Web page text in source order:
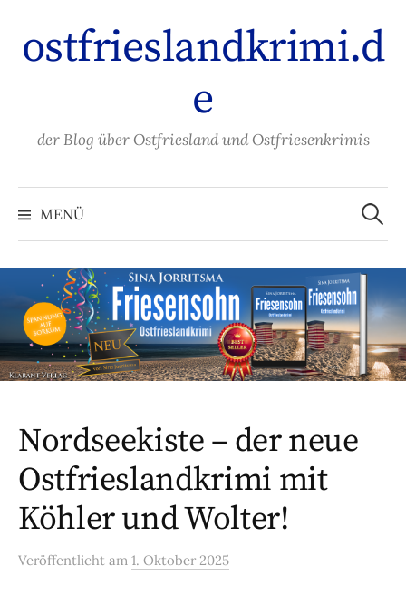
Inhalt
überspringen
ostfrieslandkrimi.d
e
der Blog über Ostfriesland und Ostfriesenkrimis
MENÜ
Suchen
nach:
Nordseekiste – der neue
Ostfrieslandkrimi mit
Köhler und Wolter!
Veröffentlicht am 1. Oktober 2025